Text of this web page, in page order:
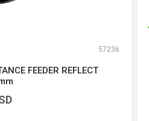
57236
FEEDER REFLECT